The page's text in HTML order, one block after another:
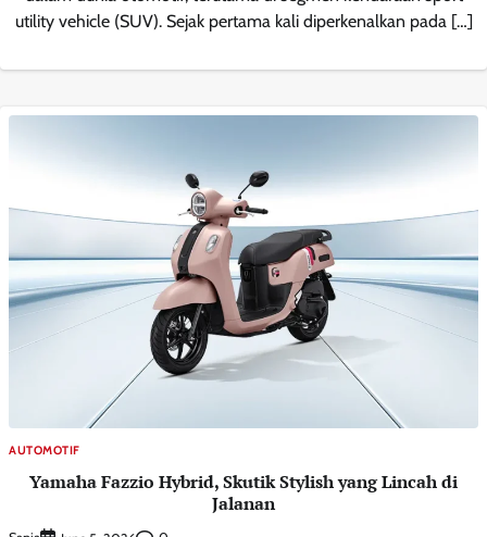
utility vehicle (SUV). Sejak pertama kali diperkenalkan pada […]
AUTOMOTIF
Yamaha Fazzio Hybrid, Skutik Stylish yang Lincah di
Jalanan